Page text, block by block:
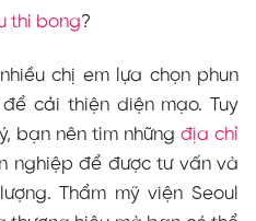
thì bong?
chị em lựa chọn phun
cải thiện diện mạo. Tuy
bạn nên tìm những địa chỉ
nghiệp để được tư vấn và
Thẩm mỹ viện Seoul